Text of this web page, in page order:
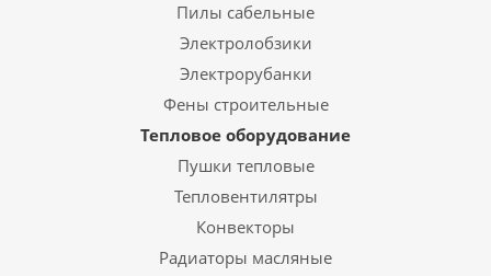
Пилы сабельные
Электролобзики
Электрорубанки
Фены строительные
Тепловое оборудование
Пушки тепловые
Тепловентилятры
Конвекторы
Радиаторы масляные